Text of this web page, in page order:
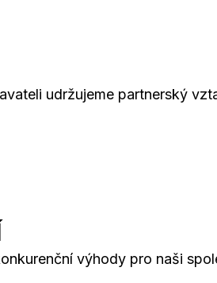
udržujeme partnerský
výhody pro naši